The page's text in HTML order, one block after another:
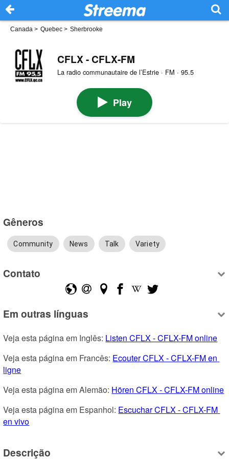
Canada > Quebec > Sherbrooke
CFLX - CFLX-FM
La radio communautaire de l’Estrie · FM · 95.5
Play
Gêneros
Community News Talk Variety
Contato
Em outras línguas
Veja esta página em Inglês: Listen CFLX - CFLX-FM online
Veja esta página em Francês: Ecouter CFLX - CFLX-FM en
ligne
Veja esta página em Alemão: Hören CFLX - CFLX-FM online
Veja esta página em Espanhol: Escuchar CFLX - CFLX-FM
en vivo
Descrição